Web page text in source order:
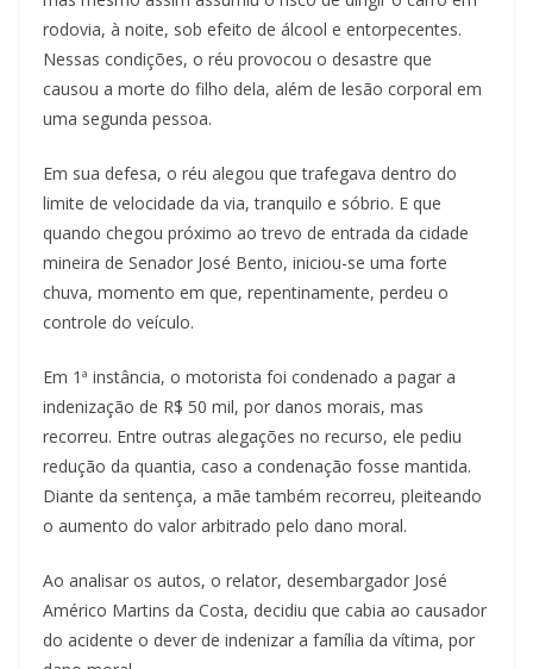
rodovia, à noite, sob efeito de álcool e entorpecentes.
Nessas condições, o réu provocou o desastre que
causou a morte do filho dela, além de lesão corporal em
uma segunda pessoa.
Em sua defesa, o réu alegou que trafegava dentro do
limite de velocidade da via, tranquilo e sóbrio. E que
quando chegou próximo ao trevo de entrada da cidade
mineira de Senador José Bento, iniciou-se uma forte
chuva, momento em que, repentinamente, perdeu o
controle do veículo.
Em 1ª instância, o motorista foi condenado a pagar a
indenização de R$ 50 mil, por danos morais, mas
recorreu. Entre outras alegações no recurso, ele pediu
redução da quantia, caso a condenação fosse mantida.
Diante da sentença, a mãe também recorreu, pleiteando
o aumento do valor arbitrado pelo dano moral.
Ao analisar os autos, o relator, desembargador José
Américo Martins da Costa, decidiu que cabia ao causador
do acidente o dever de indenizar a família da vítima, por